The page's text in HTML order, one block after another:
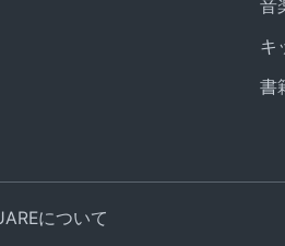
音
キ
書
について